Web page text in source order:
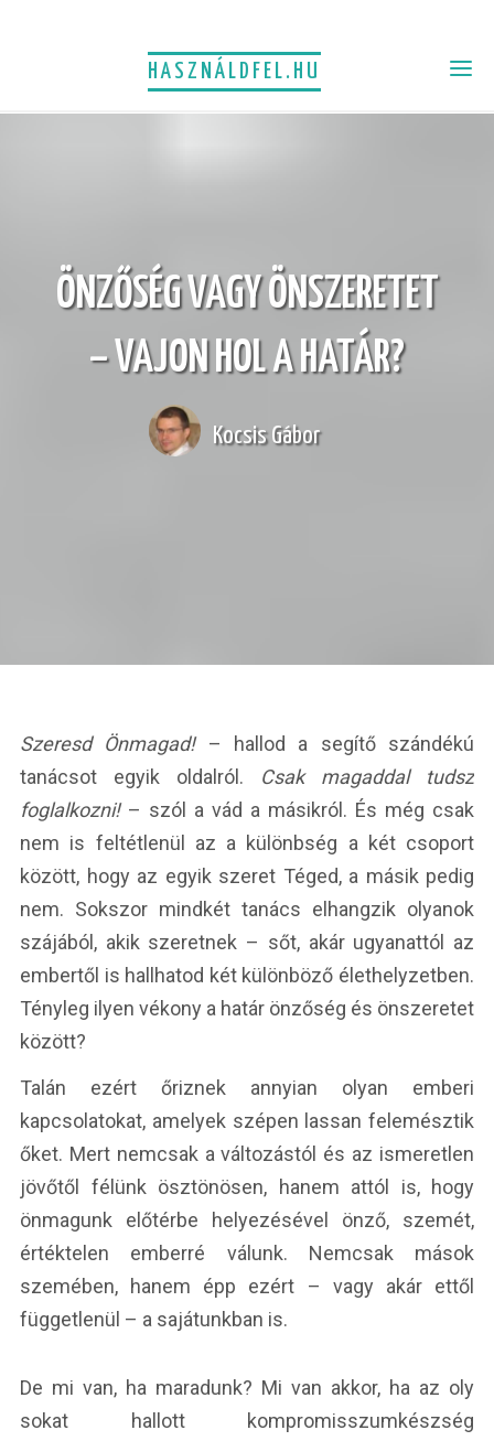
HASZNÁLDFEL.HU
ÖNZŐSÉG VAGY ÖNSZERETET
– VAJON HOL A HATÁR?
Kocsis Gábor
Szeresd Önmagad!– hallod a segítő szándékú
tanácsot egyik oldalról. Csak magaddal tudsz
foglalkozni!– szól a vád a másikról. És még csak
nem is feltétlenül az a különbség a két csoport
között, hogy az egyik szeret Téged, a másik pedig
nem. Sokszor mindkét tanács elhangzik olyanok
szájából, akik szeretnek – sőt, akár ugyanattól az
embertől is hallhatod két különböző élethelyzetben.
Tényleg ilyen vékony a határ önzőség és önszeretet
között?
Talán ezért őriznek annyian olyan emberi
kapcsolatokat, amelyek szépen lassan felemésztik
őket. Mert nemcsak a változástól és az ismeretlen
jövőtől félünk ösztönösen, hanem attól is, hogy
önmagunk előtérbe helyezésével önző, szemét,
értéktelen emberré válunk. Nemcsak mások
szemében, hanem épp ezért – vagy akár ettől
függetlenül – a sajátunkban is.
De mi van, ha maradunk? Mi van akkor, ha az oly
sokat hallott kompromisszumkészség